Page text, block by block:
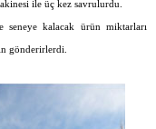
ile üç kez savrulurdu.
seneye kalacak ürün miktarları
gönderirlerdi.